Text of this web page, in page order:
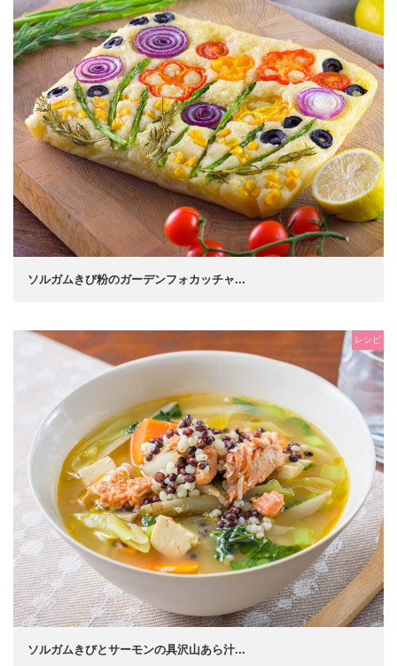
ソルガムきび粉のガーデンフォカッチャ...
レシピ
ソルガムきびとサーモンの具沢山あら汁...